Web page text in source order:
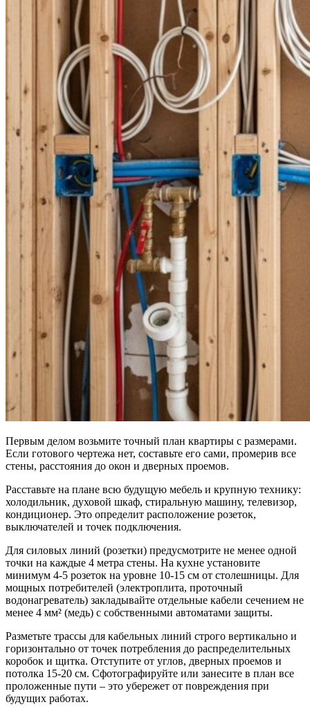
Первым делом возьмите точный план квартиры с размерами.
Если готового чертежа нет, составьте его сами, промерив все
стены, расстояния до окон и дверных проемов.
Расставьте на плане всю будущую мебель и крупную технику:
холодильник, духовой шкаф, стиральную машину, телевизор,
кондиционер. Это определит расположение розеток,
выключателей и точек подключения.
Для силовых линий (розетки) предусмотрите не менее одной
точки на каждые 4 метра стены. На кухне установите
минимум 4-5 розеток на уровне 10-15 см от столешницы. Для
мощных потребителей (электроплита, проточный
водонагреватель) закладывайте отдельные кабели сечением не
менее 4 мм² (медь) с собственными автоматами защиты.
Разметьте трассы для кабельных линий строго вертикально и
горизонтально от точек потребления до распределительных
коробок и щитка. Отступите от углов, дверных проемов и
потолка 15-20 см. Сфотографируйте или занесите в план все
проложенные пути – это убережет от повреждения при
будущих работах.